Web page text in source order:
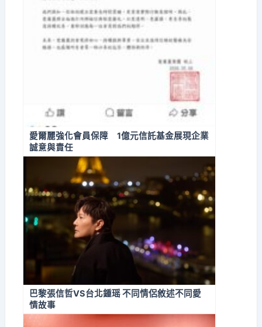
愛爾麗強化會員保障 1億元信託基金展現企業
誠意與責任
巴黎張信哲VS台北鍾瑶 不同情侶敘述不同愛
情故事